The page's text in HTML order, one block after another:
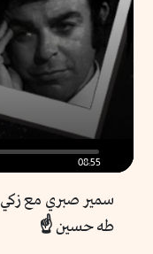
08:55
سمير صبري مع
طه حسين☝️